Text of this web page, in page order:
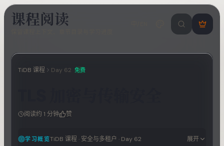
课程阅读
搜索课程 /
登
TiDB 课程 Day 62 免费
阅读约 1 分钟 赞
学习概览TiDB 课程 · 安全与多租户 · Day 62 展开